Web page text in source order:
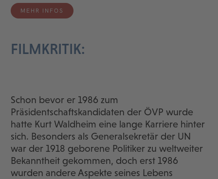
MEHR INFOS
FILMKRITIK:
Schon bevor er 1986 zum
Präsidentschaftskandidaten der ÖVP wurde
hatte Kurt Waldheim eine lange Karriere hinter
sich. Besonders als Generalsekretär der UN
war der 1918 geborene Politiker zu weltweiter
Bekanntheit gekommen, doch erst 1986
wurden andere Aspekte seines Lebens